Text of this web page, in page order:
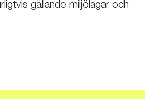
gällande miljölagar och